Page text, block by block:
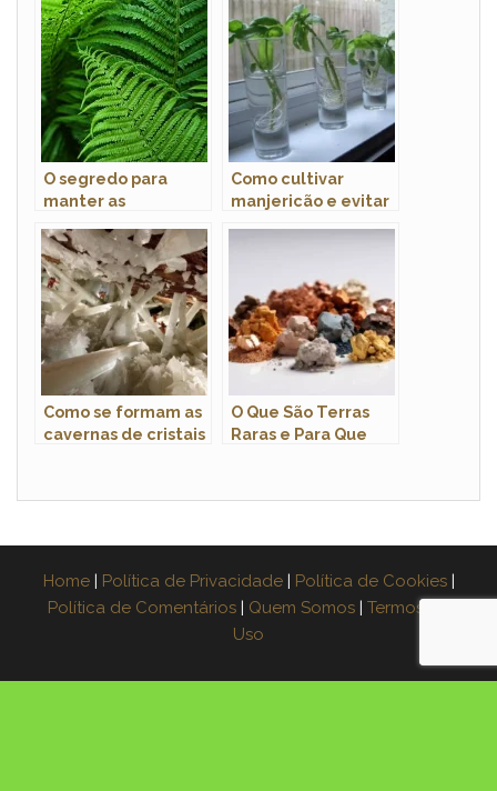
Populações Animais
O segredo para
manter as
verdes e saudáveis
Como cultivar
manjericão e evitar
Como se formam as
cavernas de cristais
O Que São Terras
Raras e Para Que
Home | Política de Privacidade | Política de Cookies |
Política de Comentários | Quem Somos | Termos de
Uso